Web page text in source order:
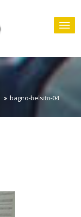
bagno-belsito-04